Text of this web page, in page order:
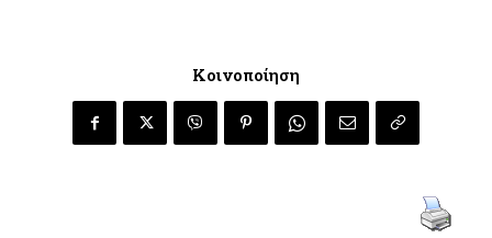
Κοινοποίηση